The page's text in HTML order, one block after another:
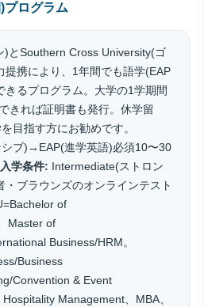
プログラム
)とSouthern Cross University(ゴ
提携により、1年間でも語学(EAP
きるプログラム。大学の1学期間
きれば証明書も発行。休学留
目指す方にお勧めです。
ブ)→EAP(進学英語)必須10〜30
入学条件: Intermediate(ストロン
・ブラウンズのオンラインテスト
of
Master of
Business/HRM。
Business
Convention & Event
Management、MBA、